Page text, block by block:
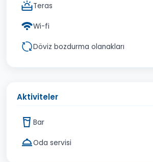
Teras
Wi-fi
Döviz bozdurma olanakları
Aktiviteler
Bar
Oda servisi